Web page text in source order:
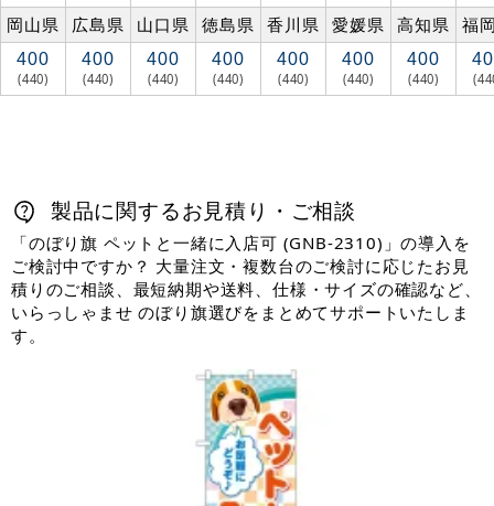
岡山県 広島県 山口県 徳島県 香川県 愛媛県 高知県 福
400
(440)
400
(440)
400
(440)
400
(440)
400
(440)
400
(440)
400
(440)
製品に関するお見積り・ご相談
「のぼり旗 ペットと一緒に入店可 (GNB-2310)」の導入を
ご検討中ですか？ 大量注文・複数台のご検討に応じたお見
積りのご相談、最短納期や送料、仕様・サイズの確認など、
いらっしゃませ のぼり旗選びをまとめてサポートいたしま
す。